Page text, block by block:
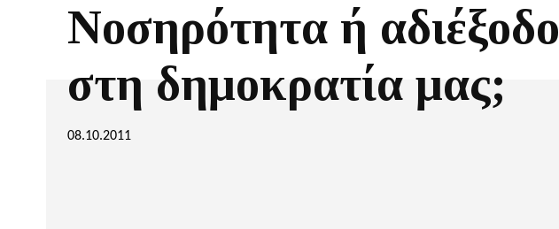
Νοσηρότητα ή αδιέξοδο
στη δημοκρατία μας;
08.10.2011